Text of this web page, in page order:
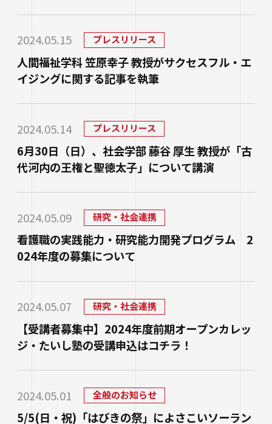
2024.05.15 プレスリリース
人間福祉学科 笠原幸子 教授がサクセスフル・エ
イジングに関する記事を執筆
2024.05.14 プレスリリース
6月30日（日）、社会学部 藤谷 厚生 教授が「古
代河内の王権と聖徳太子」について講演
2024.05.09 研究・社会連携
看護職の実践能力・研究能力開発プログラム 2
024年度の募集について
2024.05.07 研究・社会連携
【受講者募集中】2024年度前期オープンカレッ
ジ・たいし塾の受講申込はコチラ！
2024.05.01 全般のお知らせ
5/5(日・祝)「はびきの祭」によさこいソーラン